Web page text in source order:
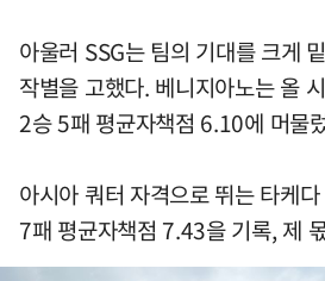
아울러 SSG는 팀의 기대를 크게
작별을 고했다. 베니지아노는 올
2승 5패 평균자책점 6.10에 머물
아시아 쿼터 자격으로 뛰는 타케
7패 평균자책점 7.43을 기록, 제